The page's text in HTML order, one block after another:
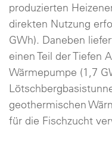
produzierten
direkten Nutzung
GWh). Daneben
einen Teil der Tiefen
Wärmepumpe (1,7
geothermischen
für die Fischzucht